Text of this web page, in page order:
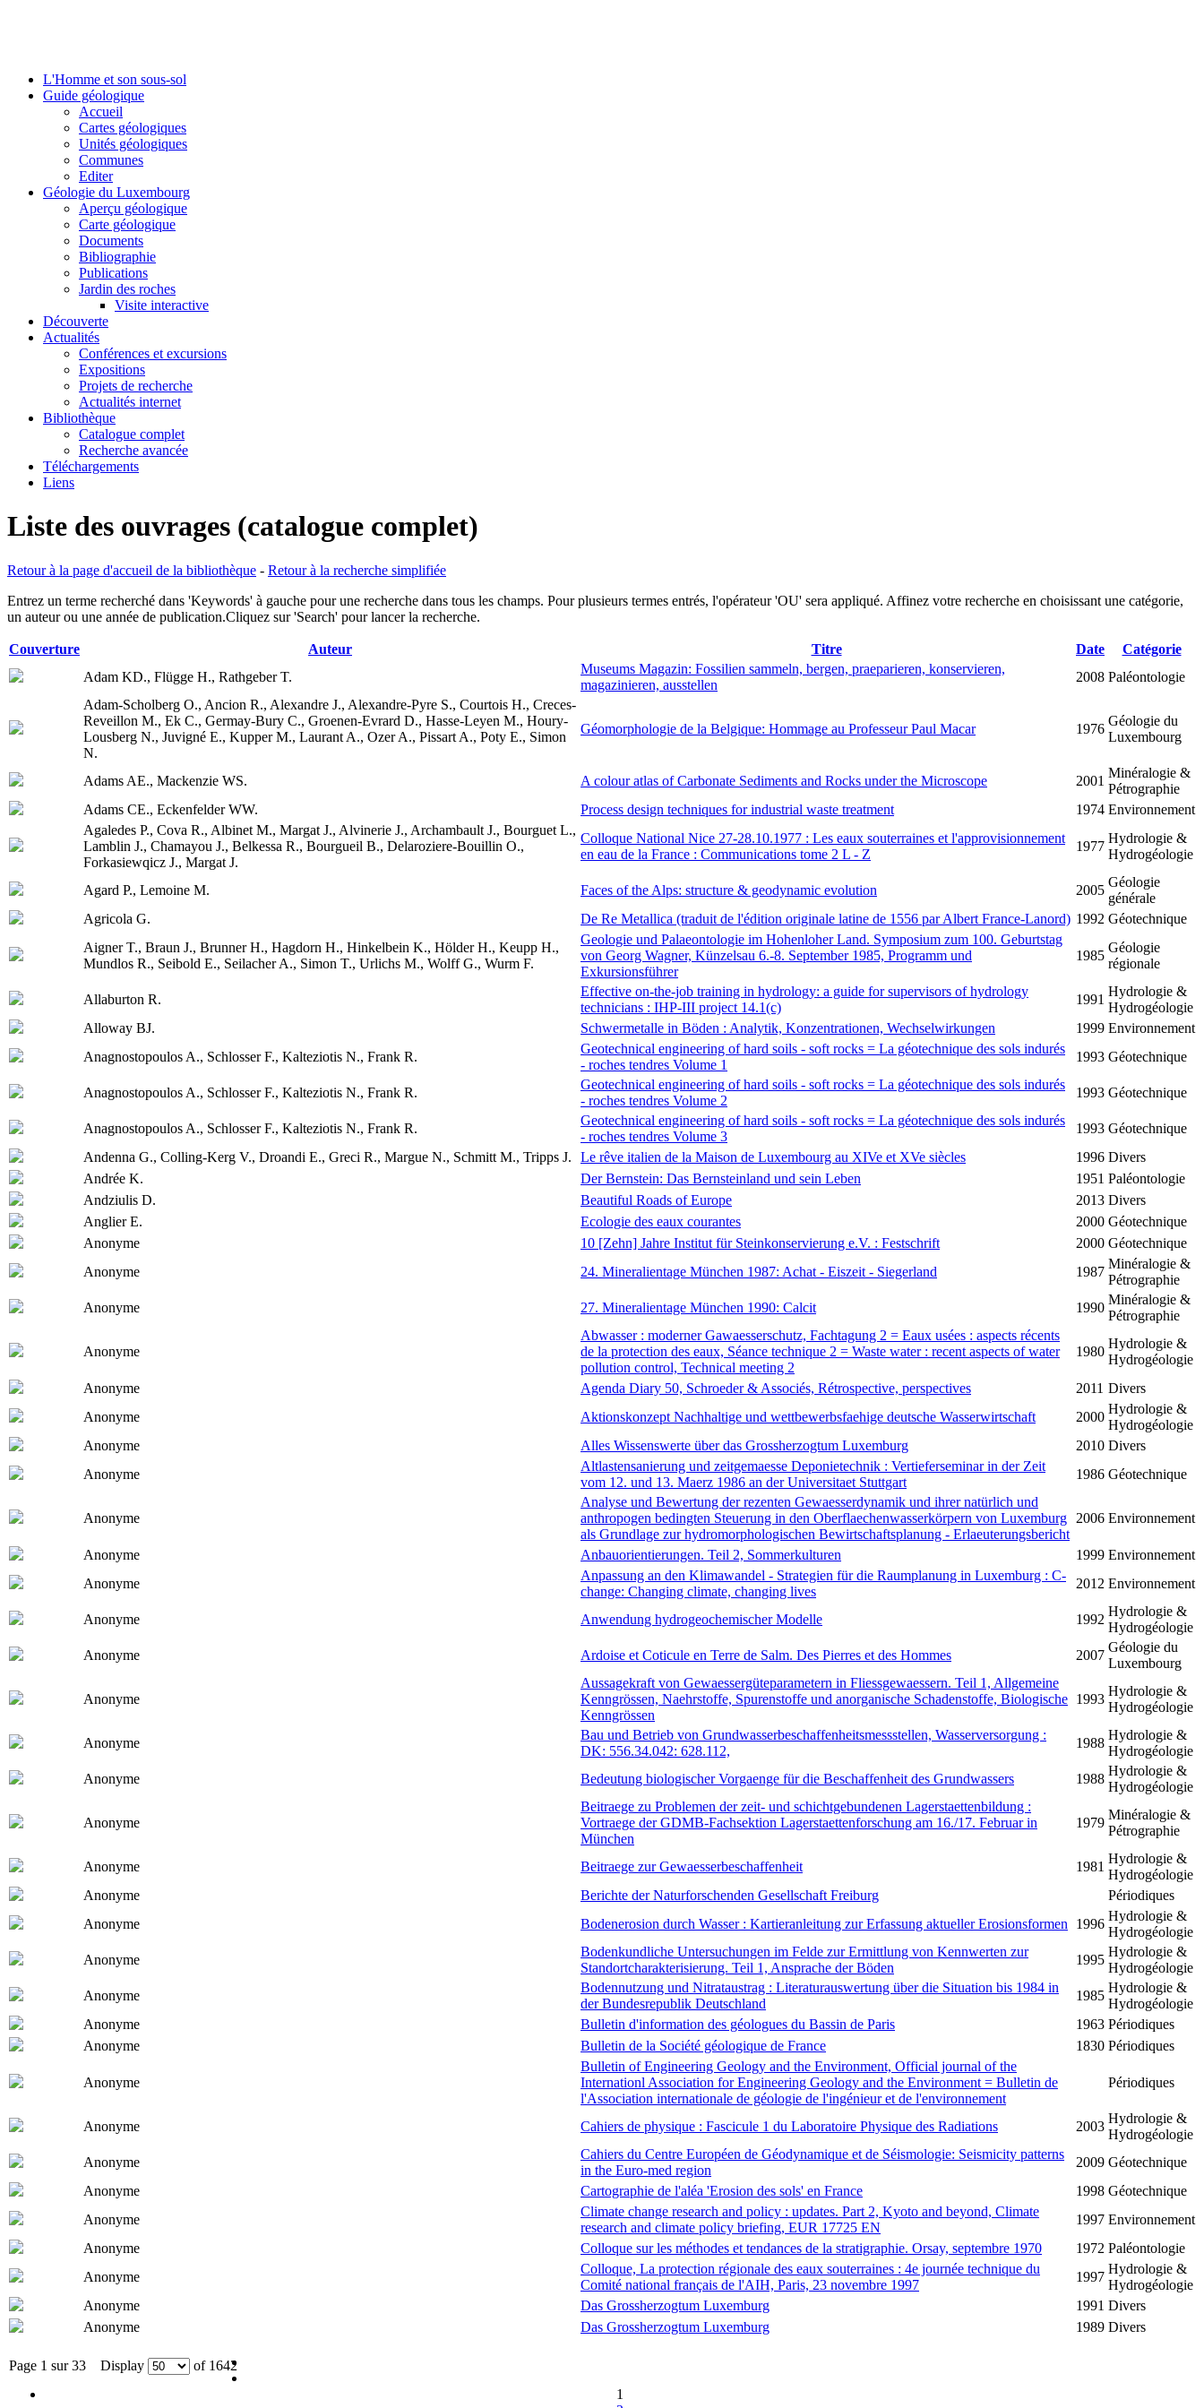
L'Homme et son sous-sol
Guide géologique
Accueil
Cartes géologiques
Unités géologiques
Communes
Editer
Géologie du Luxembourg
Aperçu géologique
Carte géologique
Documents
Bibliographie
Publications
Jardin des roches
Visite interactive
Découverte
Actualités
Conférences et excursions
Expositions
Projets de recherche
Actualités internet
Bibliothèque
Catalogue complet
Recherche avancée
Téléchargements
Liens
Liste des ouvrages (catalogue complet)
Retour à la page d'accueil de la bibliothèque - Retour à la recherche simplifiée
Entrez un terme recherché dans 'Keywords' à gauche pour une recherche dans tous les champs. Pour plusieurs termes entrés, l'opérateur 'OU' sera appliqué. Affinez votre recherche en choisissant une catégorie,
un auteur ou une année de publication.Cliquez sur 'Search' pour lancer la recherche.
Couverture Auteur Titre Date
Catégorie
Adam KD., Flügge H., Rathgeber T.
Museums Magazin: Fossilien sammeln, bergen, praeparieren, konservieren,
magazinieren, ausstellen
2008 Paléontologie
Adam-Scholberg O., Ancion R., Alexandre J., Alexandre-Pyre S., Courtois H., Creces-
Reveillon M., Ek C., Germay-Bury C., Groenen-Evrard D., Hasse-Leyen M., Houry-
Lousberg N., Juvigné E., Kupper M., Laurant A., Ozer A., Pissart A., Poty E., Simon
N.
Géomorphologie de la Belgique: Hommage au Professeur Paul Macar 1976
Géologie du
Luxembourg
Adams AE., Mackenzie WS. A colour atlas of Carbonate Sediments and Rocks under the Microscope 2001
Minéralogie &
Pétrographie
Adams CE., Eckenfelder WW.
Process design techniques for industrial waste treatment 1974 Environnement
Agaledes P., Cova R., Albinet M., Margat J., Alvinerie J., Archambault J., Bourguet L.,
Lamblin J., Chamayou J., Belkessa R., Bourgueil B., Delaroziere-Bouillin O.,
Forkasiewqicz J., Margat J.
Colloque National Nice 27-28.10.1977 : Les eaux souterraines et l'approvisionnement
en eau de la France : Communications tome 2 L - Z
1977
Hydrologie &
Hydrogéologie
Agard P., Lemoine M. Faces of the Alps: structure & geodynamic evolution 2005
Géologie
générale
Agricola G.
De Re Metallica (traduit de l'édition originale latine de 1556 par Albert France-Lanord) 1992 Géotechnique
Aigner T., Braun J., Brunner H., Hagdorn H., Hinkelbein K., Hölder H., Keupp H.,
Mundlos R., Seibold E., Seilacher A., Simon T., Urlichs M., Wolff G., Wurm F.
Geologie und Palaeontologie im Hohenloher Land. Symposium zum 100. Geburtstag
von Georg Wagner, Künzelsau 6.-8. September 1985, Programm und
Exkursionsführer
1985
Géologie
régionale
Allaburton R.
Effective on-the-job training in hydrology: a guide for supervisors of hydrology
technicians : IHP-III project 14.1(c)
1991
Hydrologie &
Hydrogéologie
Alloway BJ.
Schwermetalle in Böden : Analytik, Konzentrationen, Wechselwirkungen 1999 Environnement
Anagnostopoulos A., Schlosser F., Kalteziotis N., Frank R.
Geotechnical engineering of hard soils - soft rocks = La géotechnique des sols indurés
- roches tendres Volume 1
1993 Géotechnique
Anagnostopoulos A., Schlosser F., Kalteziotis N., Frank R.
Geotechnical engineering of hard soils - soft rocks = La géotechnique des sols indurés
- roches tendres Volume 2
1993 Géotechnique
Anagnostopoulos A., Schlosser F., Kalteziotis N., Frank R.
Geotechnical engineering of hard soils - soft rocks = La géotechnique des sols indurés
- roches tendres Volume 3
1993 Géotechnique
Andenna G., Colling-Kerg V., Droandi E., Greci R., Margue N., Schmitt M., Tripps J.
Le rêve italien de la Maison de Luxembourg au XIVe et XVe siècles 1996 Divers
Andrée K.
Der Bernstein: Das Bernsteinland und sein Leben 1951 Paléontologie
Andziulis D.
Beautiful Roads of Europe 2013 Divers
Anglier E.
Ecologie des eaux courantes 2000 Géotechnique
Anonyme
10 [Zehn] Jahre Institut für Steinkonservierung e.V. : Festschrift 2000 Géotechnique
Anonyme
24. Mineralientage München 1987: Achat - Eiszeit - Siegerland 1987
Minéralogie &
Pétrographie
Anonyme
27. Mineralientage München 1990: Calcit 1990
Minéralogie &
Pétrographie
Anonyme
Abwasser : moderner Gawaesserschutz, Fachtagung 2 = Eaux usées : aspects récents
de la protection des eaux, Séance technique 2 = Waste water : recent aspects of water
pollution control, Technical meeting 2
1980
Hydrologie &
Hydrogéologie
Anonyme
Agenda Diary 50, Schroeder & Associés, Rétrospective, perspectives 2011 Divers
Anonyme
Aktionskonzept Nachhaltige und wettbewerbsfaehige deutsche Wasserwirtschaft 2000
Hydrologie &
Hydrogéologie
Anonyme
Alles Wissenswerte über das Grossherzogtum Luxemburg 2010 Divers
Anonyme
Altlastensanierung und zeitgemaesse Deponietechnik : Vertieferseminar in der Zeit
vom 12. und 13. Maerz 1986 an der Universitaet Stuttgart
1986 Géotechnique
Anonyme
Analyse und Bewertung der rezenten Gewaesserdynamik und ihrer natürlich und
anthropogen bedingten Steuerung in den Oberflaechenwasserkörpern von Luxemburg
als Grundlage zur hydromorphologischen Bewirtschaftsplanung - Erlaeuterungsbericht
2006 Environnement
Anonyme Anbauorientierungen. Teil 2, Sommerkulturen 1999 Environnement
Anonyme
Anpassung an den Klimawandel - Strategien für die Raumplanung in Luxemburg : C-
change: Changing climate, changing lives
2012 Environnement
Anonyme Anwendung hydrogeochemischer Modelle 1992
Hydrologie &
Hydrogéologie
Anonyme
Ardoise et Coticule en Terre de Salm. Des Pierres et des Hommes 2007
Géologie du
Luxembourg
Anonyme
Aussagekraft von Gewaessergüteparametern in Fliessgewaessern. Teil 1, Allgemeine
Kenngrössen, Naehrstoffe, Spurenstoffe und anorganische Schadenstoffe, Biologische
Kenngrössen
1993
Hydrologie &
Hydrogéologie
Anonyme
Bau und Betrieb von Grundwasserbeschaffenheitsmessstellen, Wasserversorgung :
DK: 556.34.042: 628.112,
1988
Hydrologie &
Hydrogéologie
Anonyme
Bedeutung biologischer Vorgaenge für die Beschaffenheit des Grundwassers 1988
Hydrologie &
Hydrogéologie
Anonyme
Beitraege zu Problemen der zeit- und schichtgebundenen Lagerstaettenbildung :
Vortraege der GDMB-Fachsektion Lagerstaettenforschung am 16./17. Februar in
München
1979
Minéralogie &
Pétrographie
Anonyme Beitraege zur Gewaesserbeschaffenheit 1981
Hydrologie &
Hydrogéologie
Anonyme
Berichte der Naturforschenden Gesellschaft Freiburg
Périodiques
Anonyme
Bodenerosion durch Wasser : Kartieranleitung zur Erfassung aktueller Erosionsformen 1996
Hydrologie &
Hydrogéologie
Anonyme
Bodenkundliche Untersuchungen im Felde zur Ermittlung von Kennwerten zur
Standortcharakterisierung. Teil 1, Ansprache der Böden
1995
Hydrologie &
Hydrogéologie
Anonyme
Bodennutzung und Nitrataustrag : Literaturauswertung über die Situation bis 1984 in
der Bundesrepublik Deutschland
1985
Hydrologie &
Hydrogéologie
Anonyme
Bulletin d'information des géologues du Bassin de Paris 1963 Périodiques
Anonyme
Bulletin de la Société géologique de France 1830 Périodiques
Anonyme
Bulletin of Engineering Geology and the Environment, Official journal of the
Internationl Association for Engineering Geology and the Environment = Bulletin de
l'Association internationale de géologie de l'ingénieur et de l'environnement
Périodiques
Anonyme Cahiers de physique : Fascicule 1 du Laboratoire Physique des Radiations 2003
Hydrologie &
Hydrogéologie
Anonyme
Cahiers du Centre Européen de Géodynamique et de Séismologie: Seismicity patterns
in the Euro-med region
2009 Géotechnique
Anonyme
Cartographie de l'aléa 'Erosion des sols' en France 1998 Géotechnique
Anonyme
Climate change research and policy : updates. Part 2, Kyoto and beyond, Climate
research and climate policy briefing, EUR 17725 EN
1997 Environnement
Anonyme
Colloque sur les méthodes et tendances de la stratigraphie. Orsay, septembre 1970 1972 Paléontologie
Anonyme
Colloque, La protection régionale des eaux souterraines : 4e journée technique du
Comité national français de l'AIH, Paris, 23 novembre 1997
1997
Hydrologie &
Hydrogéologie
Anonyme
Das Grossherzogtum Luxemburg 1991 Divers
Anonyme
Das Grossherzogtum Luxemburg 1989 Divers
Page 1 sur 33 Display
of 1642
1